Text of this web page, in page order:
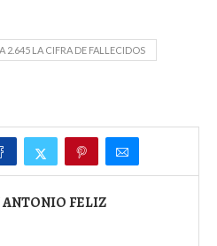
2.645 LA CIFRA DE FALLECIDOS
FELIZ